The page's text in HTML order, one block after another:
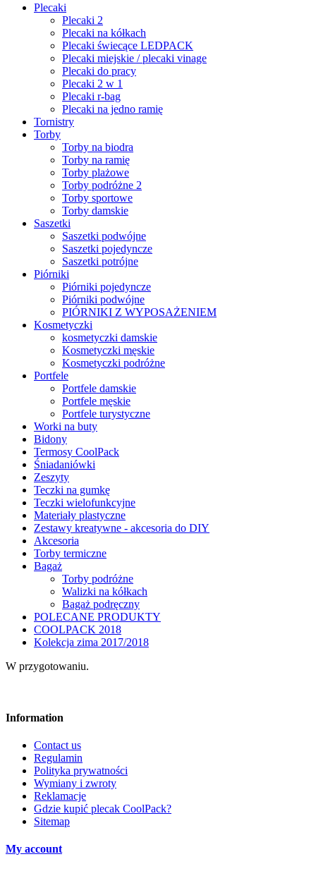
Plecaki
Plecaki 2
Plecaki na kółkach
Plecaki świecące LEDPACK
Plecaki miejskie / plecaki vinage
Plecaki do pracy
Plecaki 2 w 1
Plecaki r-bag
Plecaki na jedno ramię
Tornistry
Torby
Torby na biodra
Torby na ramię
Torby plażowe
Torby podróżne 2
Torby sportowe
Torby damskie
Saszetki
Saszetki podwójne
Saszetki pojedyncze
Saszetki potrójne
Piórniki
Piórniki pojedyncze
Piórniki podwójne
PIÓRNIKI Z WYPOSAŻENIEM
Kosmetyczki
kosmetyczki damskie
Kosmetyczki męskie
Kosmetyczki podróżne
Portfele
Portfele damskie
Portfele męskie
Portfele turystyczne
Worki na buty
Bidony
Termosy CoolPack
Śniadaniówki
Zeszyty
Teczki na gumkę
Teczki wielofunkcyjne
Materiały plastyczne
Zestawy kreatywne - akcesoria do DIY
Akcesoria
Torby termiczne
Bagaż
Torby podróżne
Walizki na kółkach
Bagaż podręczny
POLECANE PRODUKTY
COOLPACK 2018
Kolekcja zima 2017/2018
W przygotowaniu.
Information
Contact us
Regulamin
Polityka prywatności
Wymiany i zwroty
Reklamacje
Gdzie kupić plecak CoolPack?
Sitemap
My account